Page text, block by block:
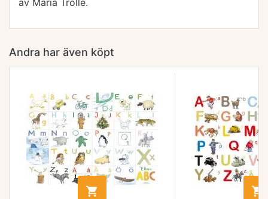
av Maria Trolle.
Andra har även köpt
 